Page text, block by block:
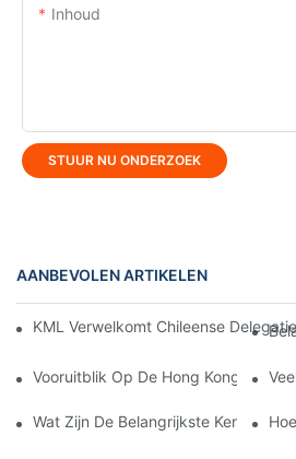
Inhoud
STUUR NU ONDERZOEK
AANBEVOLEN ARTIKELEN
KML Verwelkomt Chileense
Vooruitblik Op De Hong Kong
Wat Zijn De Belangrijkste